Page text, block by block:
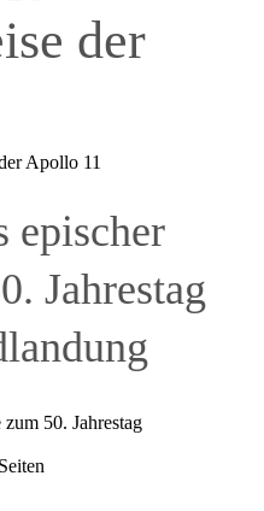
der
epischer
Jahrestag
50. Jahrestag